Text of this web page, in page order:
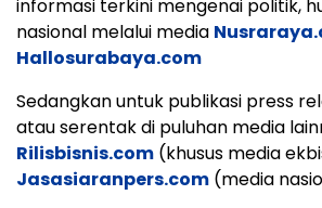
informasi terkini mengenai politik,
nasional melalui media
Hallosurabaya.com
Sedangkan untuk publikasi press
atau serentak di puluhan media
Rilisbisnis.com (khusus media
Jasasiaranpers.com (media